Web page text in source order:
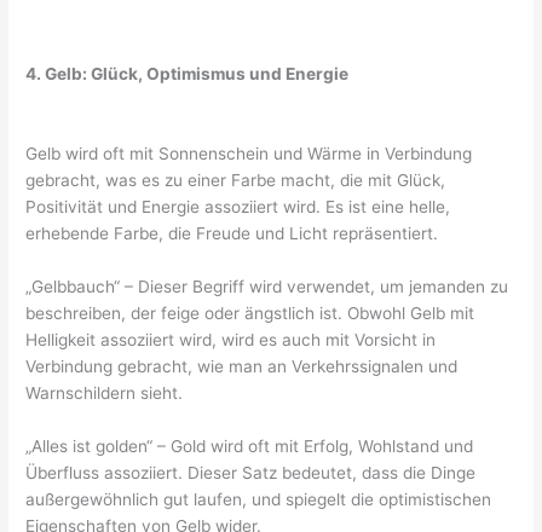
4. Gelb: Glück, Optimismus und Energie
Gelb wird oft mit Sonnenschein und Wärme in Verbindung
gebracht, was es zu einer Farbe macht, die mit Glück,
Positivität und Energie assoziiert wird. Es ist eine helle,
erhebende Farbe, die Freude und Licht repräsentiert.
„Gelbbauch“ – Dieser Begriff wird verwendet, um jemanden zu
beschreiben, der feige oder ängstlich ist. Obwohl Gelb mit
Helligkeit assoziiert wird, wird es auch mit Vorsicht in
Verbindung gebracht, wie man an Verkehrssignalen und
Warnschildern sieht.
„Alles ist golden“ – Gold wird oft mit Erfolg, Wohlstand und
Überfluss assoziiert. Dieser Satz bedeutet, dass die Dinge
außergewöhnlich gut laufen, und spiegelt die optimistischen
Eigenschaften von Gelb wider.